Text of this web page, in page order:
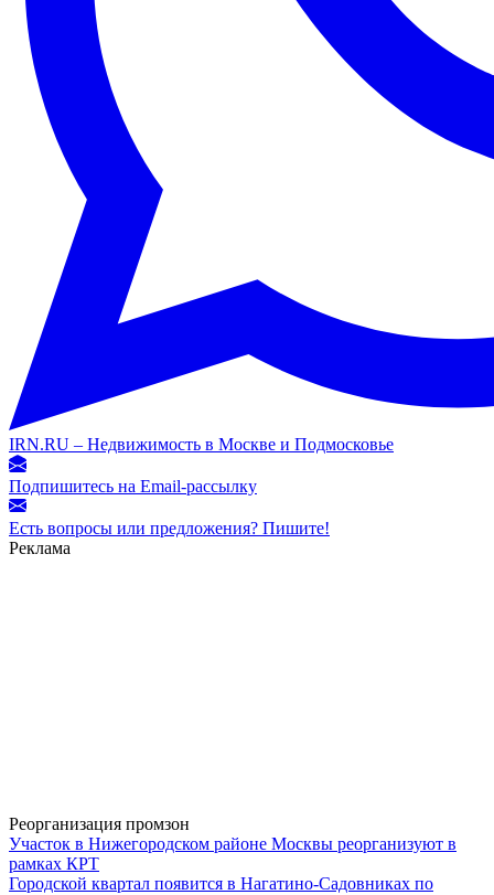
IRN.RU – Недвижимость в Москве и Подмосковье
Подпишитесь на Email-рассылку
Есть вопросы или предложения? Пишите!
Реклама
Реорганизация промзон
Участок в Нижегородском районе Москвы реорганизуют в
рамках КРТ
Городской квартал появится в Нагатино-Садовниках по